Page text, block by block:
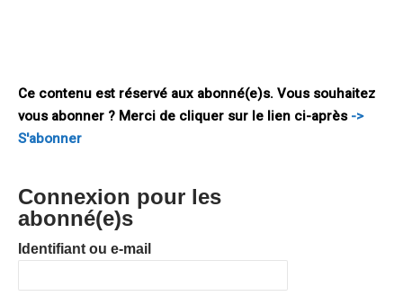
Ce contenu est réservé aux abonné(e)s. Vous souhaitez
vous abonner ? Merci de cliquer sur le lien ci-après->
S'abonner
Connexion pour les
abonné(e)s
Identifiant ou e-mail